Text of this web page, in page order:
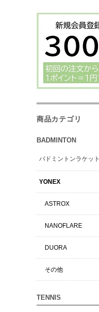
商品カテゴリ
BADMINTON
バドミントンラケット
YONEX
ASTROX
NANOFLARE
DUORA
その他
TENNIS